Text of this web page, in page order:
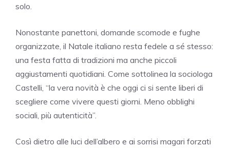
solo.
Nonostante panettoni, domande scomode e fughe
organizzate, il Natale italiano resta fedele a sé stesso:
una festa fatta di tradizioni ma anche piccoli
aggiustamenti quotidiani. Come sottolinea la sociologa
Castelli, “la vera novità è che oggi ci si sente liberi di
scegliere come vivere questi giorni. Meno obblighi
sociali, più autenticità”.
Così dietro alle luci dell’albero e ai sorrisi magari forzati